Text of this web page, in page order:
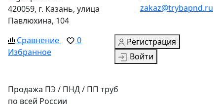
420059, г. Казань, улица
Павлюхина, 104
zakaz@trybapnd.ru
Сравнение
0
Избранное
Регистрация
Войти
Продажа ПЭ / ПНД / ПП труб
по всей России